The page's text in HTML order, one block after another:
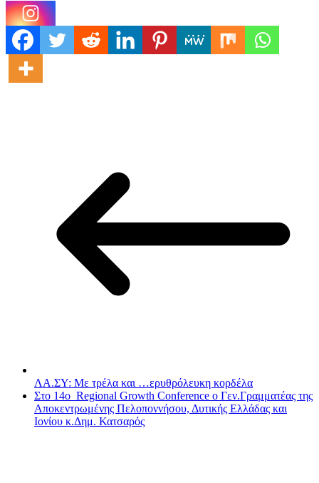
ΛΑ.ΣΥ: Με τρέλα και …ερυθρόλευκη κορδέλα
Στο 14ο Regional Growth Conference ο Γεν.Γραμματέας της
Αποκεντρωμένης Πελοποννήσου, Δυτικής Ελλάδας και
Ιονίου κ.Δημ. Κατσαρός